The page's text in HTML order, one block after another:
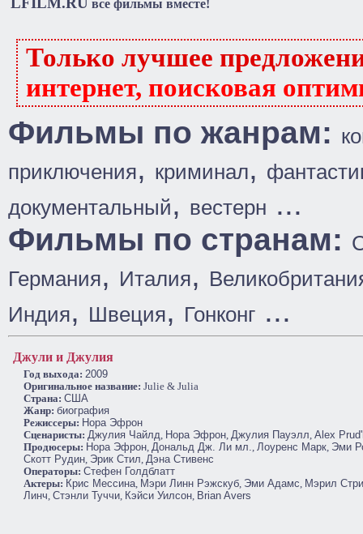
все фильмы вместе!
Только лучшее
интернет, поисковая
Фильмы по жанрам:
приключения, криминал,
документальный, вестерн ...
Фильмы по странам:
Германия, Италия,
Индия, Швеция, Гонконг ...
Джули и Джулия
Год выхода: 2009
Оригинальное название: Julie & Julia
Cтрана: США
Жанр: биография
Режиссеры: Нора Эфрон
Сценаристы: Джулия Чайлд, Нора Эфрон, Джулия Пауэлл, Alex
Продюсеры: Нора Эфрон, Дональд Дж. Ли мл., Лоуренс Марк, Эми
Скотт Рудин, Эрик Стил, Дэна Стивенс
Операторы: Стефен Голдблатт
Актеры: Крис Мессина, Мэри Линн Рэжскуб, Эми Адамс, Мэрил
Линч, Стэнли Туччи, Кэйси Уилсон, Brian Avers